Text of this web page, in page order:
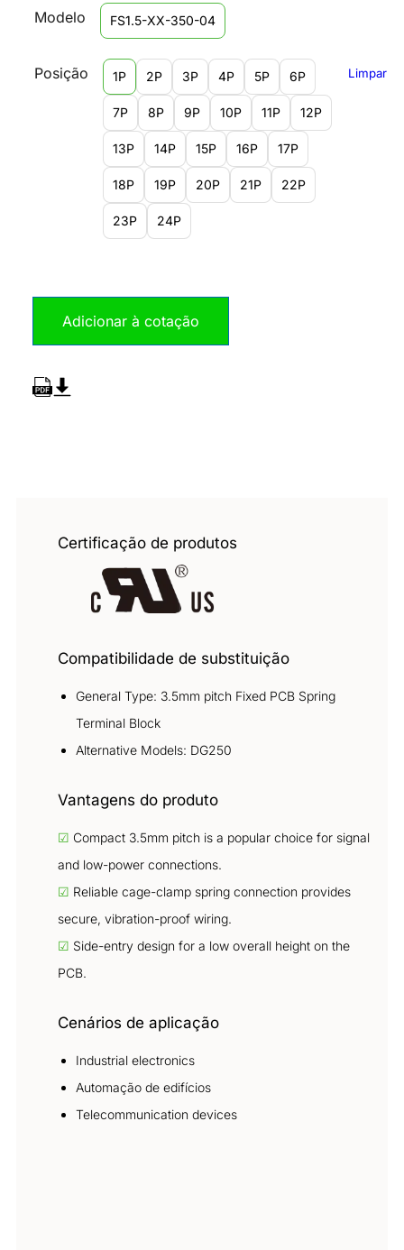
Modelo FS1.5-XX-350-04
Posição 1P 2P 3P 4P 5P 6P
7P 8P 9P 10P 11P 12P
13P 14P 15P 16P 17P
18P 19P 20P 21P 22P
23P 24P
Limpar
Adicionar à cotação
Certificação de produtos
Compatibilidade de substituição
General Type: 3.5mm pitch Fixed PCB Spring
Terminal Block
Alternative Models: DG250
Vantagens do produto
☑ Compact 3.5mm pitch is a popular choice for signal
and low-power connections.
☑ Reliable cage-clamp spring connection provides
secure, vibration-proof wiring.
☑ Side-entry design for a low overall height on the
PCB.
Cenários de aplicação
Industrial electronics
Automação de edifícios
Telecommunication devices